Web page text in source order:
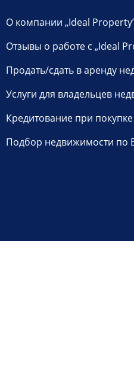
О компании „Ideal
Отзывы о работе с „Ideal
Продать/сдать в аренду
Услуги для владельцев
Кредитование при
Подбор недвижимости по